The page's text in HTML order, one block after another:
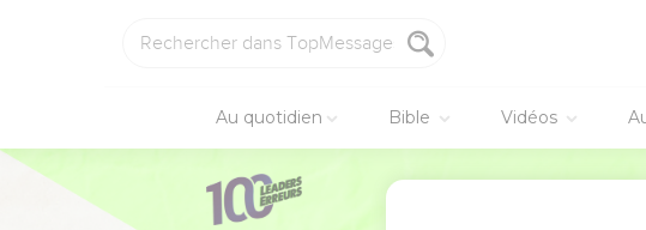
Au quotidien Bible Vidéos